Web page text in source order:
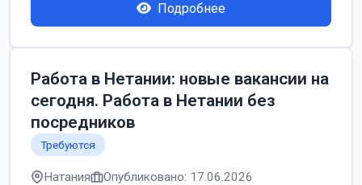
Подробнее
Работа в Нетании: новые вакансии на
сегодня. Работа в Нетании без
посредников
Требуются
Натания Опубликовано: 17.06.2026